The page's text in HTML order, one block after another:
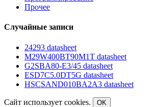
Прочее
Случайные записи
24293 datasheet
M29W400BT90M1T datasheet
G2SBA80-E3/45 datasheet
ESD7C5.0DT5G datasheet
HSCSAND010BA2A3 datasheet
Сайт использует cookies.
OK